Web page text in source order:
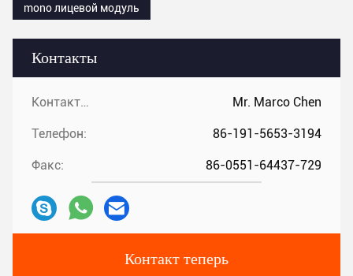
Контакты
Контакты: Mr. Marco Chen
Телефон: 86-191-5653-3194
Факс: 86-0551-64437-729
Контакт теперь
mono лицевой модуль